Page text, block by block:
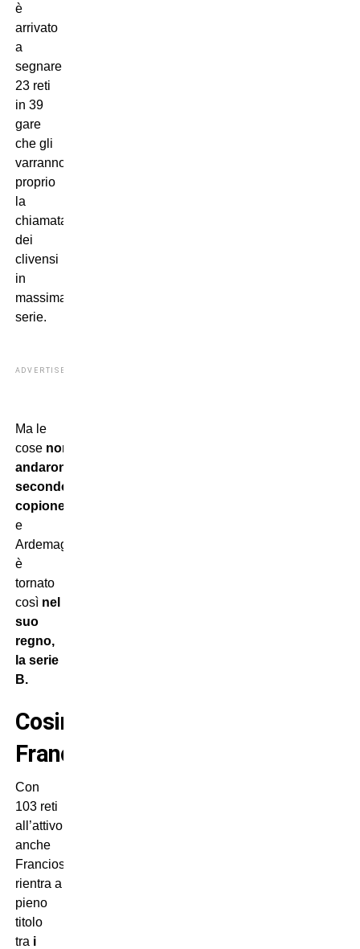
è
arrivato
a
segnare
23 reti
in 39
gare
che gli
varranno
proprio
la
chiamata
dei
clivensi
in
massima
serie.
ADVERTISEMENT
Ma le
cose non
andarono
secondo
copione
e
Ardemagni
è
tornato
cosìnel
suo
regno,
la serie
B.
Cosimo
Francioso
Con
103 reti
all’attivo,
anche
Francioso
rientra a
pieno
titolo
tra i